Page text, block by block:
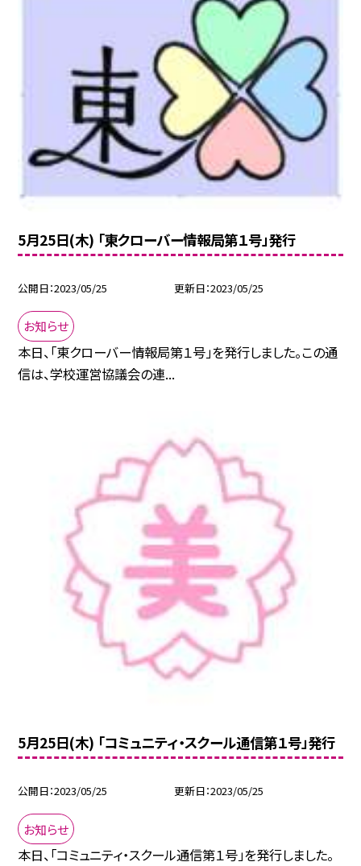
5月25日(木) 「東クローバー情報局第１号」発行
公開日 2023/05/25 更新日 2023/05/25
お知らせ
本日、「東クローバー情報局第１号」を発行しました。この通
信は、学校運営協議会の連...
5月25日(木) 「コミュニティ・スクール通信第１号」発行
公開日 2023/05/25 更新日 2023/05/25
お知らせ
本日、「コミュニティ・スクール通信第１号」を発行しました。